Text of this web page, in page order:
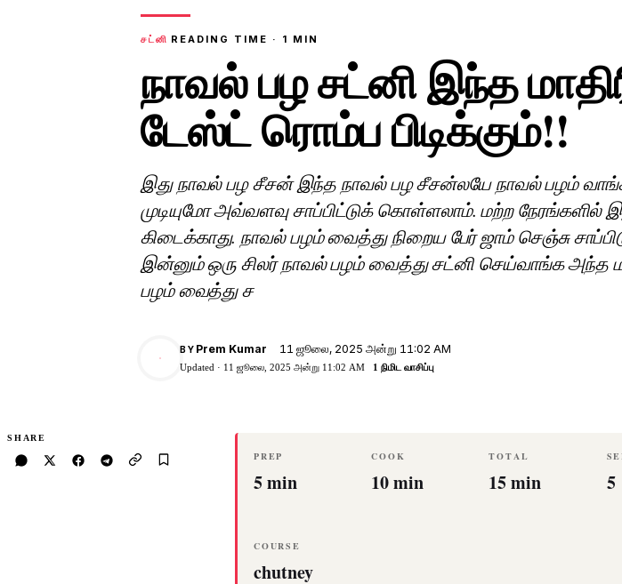
சட்னி READING TIME · 1 MIN
நாவல் பழ சட்னி இந்த
டேஸ்ட் ரொம்ப பிடிக்கும்!!
இது நாவல் பழ சீசன் இந்த நாவல் பழ சீசன்லயே நாவல் பழம்
முடியுமோ அவ்வளவு சாப்பிட்டுக் கொள்ளலாம். மற்ற நேரங்களில்
கிடைக்காது. நாவல் பழம் வைத்து நிறைய பேர் ஜாம் செஞ்சு
இன்னும் ஒரு சிலர் நாவல் பழம் வைத்து சட்னி செய்வாங்க அந்த
பழம் வைத்து ச
PK
BY Prem Kumar 11 ஜூலை, 2025 அன்று 11:02 AM
Updated · 11 ஜூலை, 2025 அன்று 11:02 AM 1 நிமிட வாசிப்பு
SHARE
PREP
5 min
COOK
10 min
TOTAL
15 min 5
COURSE
chutney